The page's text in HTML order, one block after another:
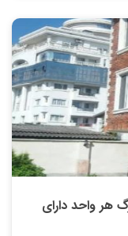
هر واحد دارای